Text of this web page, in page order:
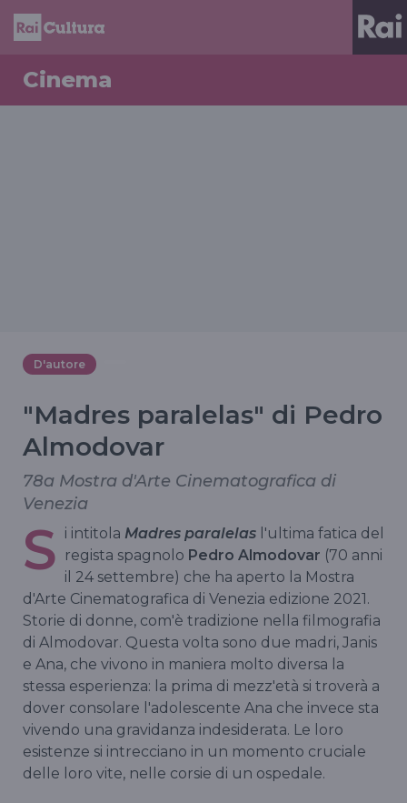
Cinema
D'autore
"Madres paralelas" di Pedro
Almodovar
78a Mostra d'Arte Cinematografica di
Venezia
S i intitola Madres paralelas l'ultima fatica del
regista spagnolo Pedro Almodovar (70 anni
il 24 settembre) che ha aperto la Mostra
d'Arte Cinematografica di Venezia edizione 2021.
Storie di donne, com'è tradizione nella filmografia
di Almodovar. Questa volta sono due madri, Janis
e Ana, che vivono in maniera molto diversa la
stessa esperienza: la prima di mezz'età si troverà a
dover consolare l'adolescente Ana che invece sta
vivendo una gravidanza indesiderata. Le loro
esistenze si intrecciano in un momento cruciale
delle loro vite, nelle corsie di un ospedale.